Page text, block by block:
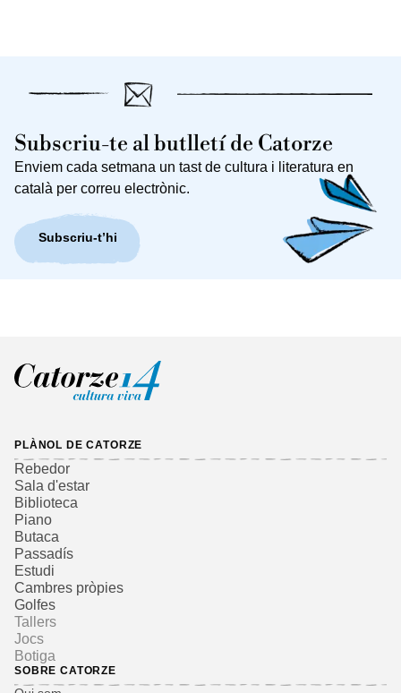
Subscriu-te al butlletí de Catorze
Enviem cada setmana un tast de cultura i literatura en
català per correu electrònic.
Subscriu-t’hi
PLÀNOL DE CATORZE
Rebedor
Sala d'estar
Biblioteca
Piano
Butaca
Passadís
Estudi
Cambres pròpies
Golfes
Tallers
Jocs
Botiga
SOBRE CATORZE